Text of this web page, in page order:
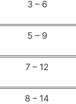
3 – 6
5 – 9
7 – 12
8 – 14